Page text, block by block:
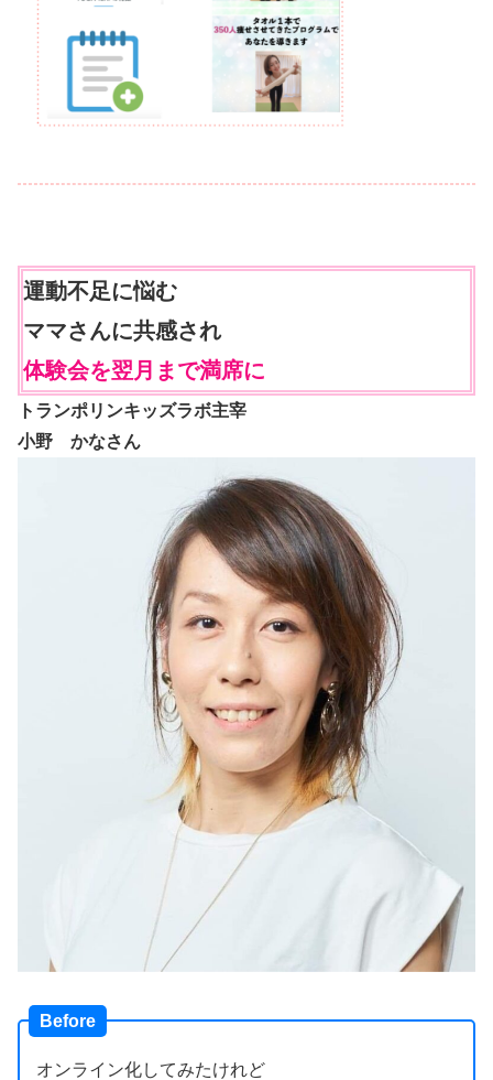
運動不足に悩む
ママさんに共感され
体験会を翌月まで満席に
トランポリンキッズラボ主宰
小野 かなさん
Before
オンライン化してみたけれど